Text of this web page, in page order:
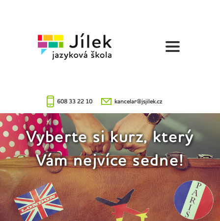
608 33 22 10 kancelar@jsjilek.cz
Vyberte si kurz, který
Vám nejvíce sedne!